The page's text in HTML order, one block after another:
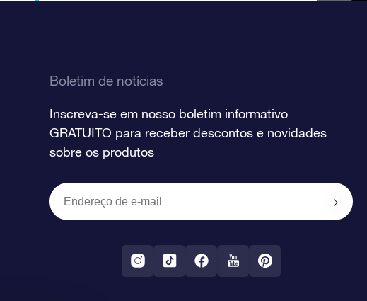
Boletim de notícias
Inscreva-se em nosso boletim informativo
GRATUITO para receber descontos e novidades
sobre os produtos